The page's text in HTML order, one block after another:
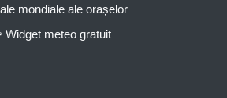
mondiale ale orașelor
Widget meteo gratuit